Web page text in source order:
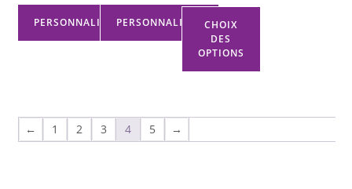
PERSONNALISERPERSONNALISER
CHOIX
DES
OPTIONS
← 1 2 3 4 5 →